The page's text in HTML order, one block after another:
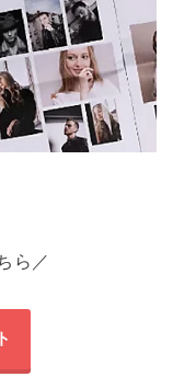
ら／